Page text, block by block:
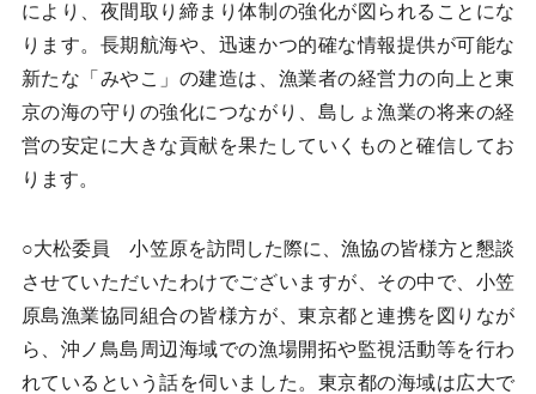
により、夜間取り締まり体制の強化が図られることにな
ります。長期航海や、迅速かつ的確な情報提供が可能な
新たな「みやこ」の建造は、漁業者の経営力の向上と東
京の海の守りの強化につながり、島しょ漁業の将来の経
営の安定に大きな貢献を果たしていくものと確信してお
ります。
○大松委員 小笠原を訪問した際に、漁協の皆様方と懇談
させていただいたわけでございますが、その中で、小笠
原島漁業協同組合の皆様方が、東京都と連携を図りなが
ら、沖ノ鳥島周辺海域での漁場開拓や監視活動等を行わ
れているという話を伺いました。東京都の海域は広大で